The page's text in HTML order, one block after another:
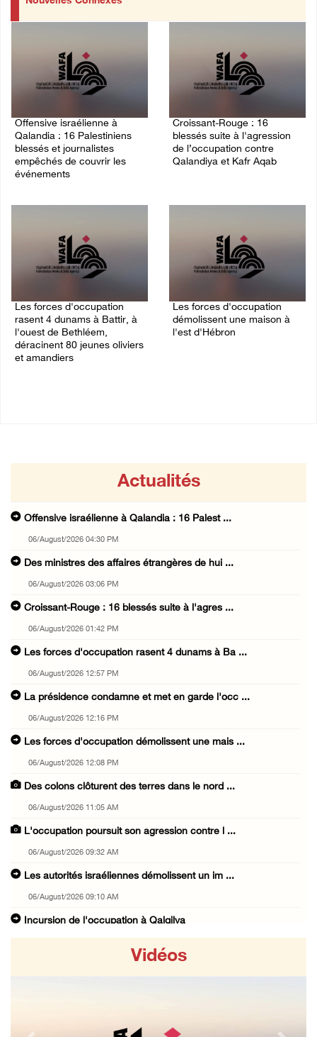
Offensive israélienne à
Qalandia : 16 Palestiniens
blessés et journalistes
empêchés de couvrir les
événements
Croissant-Rouge : 16
blessés suite à l'agression
de l’occupation contre
Qalandiya et Kafr Aqab
Les forces d'occupation
rasent 4 dunams à Battir, à
l'ouest de Bethléem,
déracinent 80 jeunes oliviers
et amandiers
Les forces d'occupation
démolissent une maison à
l'est d'Hébron
Actualités
Offensive israélienne à Qalandia : 16 Palest ...
06/August/2026 04:30 PM
Des ministres des affaires étrangères de hui ...
06/August/2026 03:06 PM
Croissant-Rouge : 16 blessés suite à l'agres ...
06/August/2026 01:42 PM
Les forces d'occupation rasent 4 dunams à Ba ...
06/August/2026 12:57 PM
La présidence condamne et met en garde l'occ ...
06/August/2026 12:16 PM
Les forces d'occupation démolissent une mais ...
06/August/2026 12:08 PM
Des colons clôturent des terres dans le nord ...
06/August/2026 11:05 AM
L'occupation poursuit son agression contre l ...
06/August/2026 09:32 AM
Les autorités israéliennes démolissent un im ...
06/August/2026 09:10 AM
Incursion de l'occupation à Qalqilya
06/August/2026 12:21 AM
Vidéos